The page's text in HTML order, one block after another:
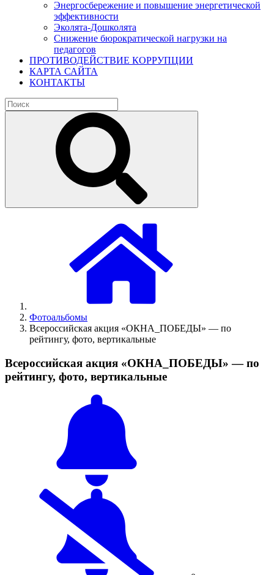
Энергосбережение и повышение энергетической
эффективности
Эколята-Дошколята
Снижение бюрократической нагрузки на
педагогов
ПРОТИВОДЕЙСТВИЕ КОРРУПЦИИ
КАРТА САЙТА
КОНТАКТЫ
Фотоальбомы
Всероссийская акция «ОКНА_ПОБЕДЫ» — по
рейтингу, фото, вертикальные
Всероссийская акция «ОКНА_ПОБЕДЫ» — по
рейтингу, фото, вертикальные